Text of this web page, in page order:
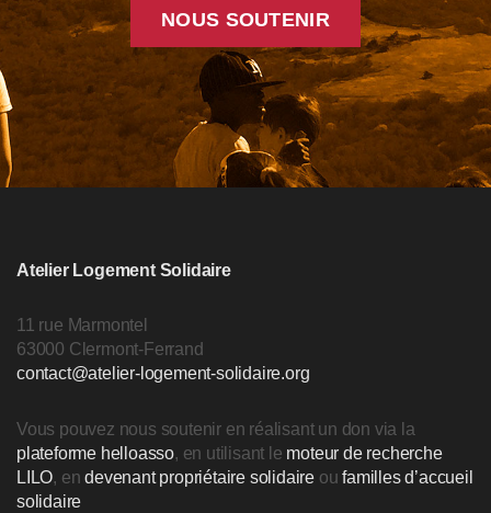
NOUS SOUTENIR
Atelier Logement Solidaire
11 rue Marmontel
63000 Clermont-Ferrand
contact@atelier-logement-solidaire.org
Vous pouvez nous soutenir en réalisant un don via la
plateforme helloasso, en utilisant le moteur de recherche
LILO, endevenant propriétaire solidaire oufamilles d’accueil
solidaire